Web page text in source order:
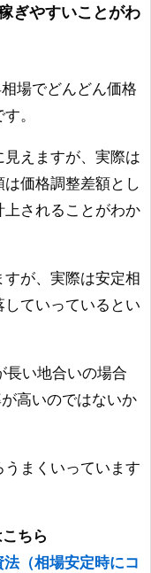
ぎやすいことがわ
場でどんどん価格
。
えますが、実際は
価格調整差額とし
されることがわか
が、実際は安定相
ていっているとい
長い地合いの場合
高いのではないか
まくいっています
ちら
（相場安定時にコ